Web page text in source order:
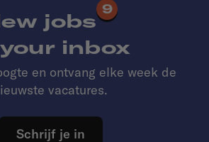
jobs
9
inbox
en ontvang elke week de
vacatures.
Schrijf je in